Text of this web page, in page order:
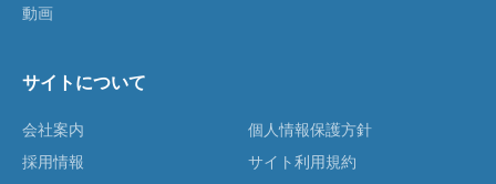
動画
サイトについて
会社案内
採用情報
個人情報保護方針
サイト利用規約